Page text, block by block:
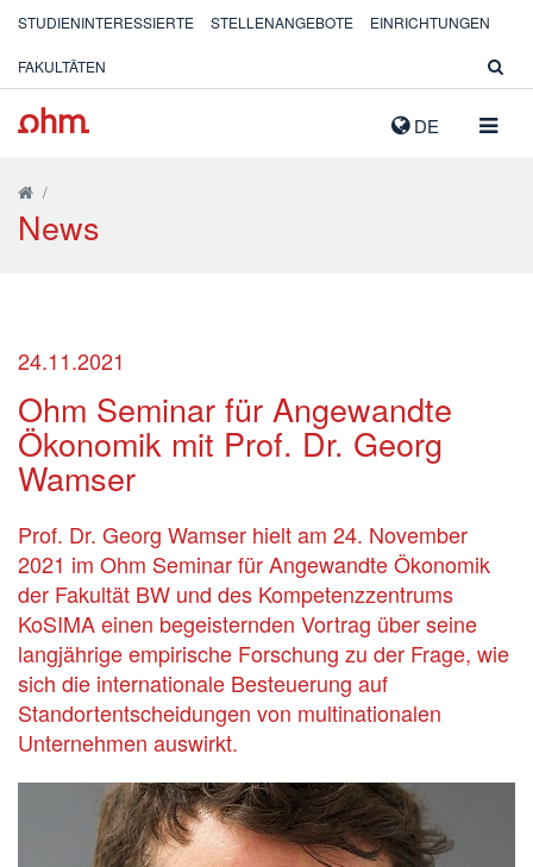
DE
STUDIENINTERESSIERTE STELLENANGEBOTE EINRICHTUNGEN
FAKULTÄTEN
/
News
24.11.2021
Ohm Seminar für Angewandte
Ökonomik mit Prof. Dr. Georg
Wamser
Prof. Dr. Georg Wamser hielt am 24. November
2021 im Ohm Seminar für Angewandte Ökonomik
der Fakultät BW und des Kompetenzzentrums
KoSIMA einen begeisternden Vortrag über seine
langjährige empirische Forschung zu der Frage, wie
sich die internationale Besteuerung auf
Standortentscheidungen von multinationalen
Unternehmen auswirkt.